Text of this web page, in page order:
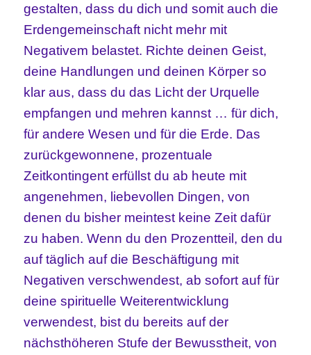
gestalten, dass du dich und somit auch die
Erdengemeinschaft nicht mehr mit
Negativem belastet. Richte deinen Geist,
deine Handlungen und deinen Körper so
klar aus, dass du das Licht der Urquelle
empfangen und mehren kannst … für dich,
für andere Wesen und für die Erde. Das
zurückgewonnene, prozentuale
Zeitkontingent erfüllst du ab heute mit
angenehmen, liebevollen Dingen, von
denen du bisher meintest keine Zeit dafür
zu haben. Wenn du den Prozentteil, den du
auf täglich auf die Beschäftigung mit
Negativen verschwendest, ab sofort auf für
deine spirituelle Weiterentwicklung
verwendest, bist du bereits auf der
nächsthöheren Stufe der Bewusstheit, von